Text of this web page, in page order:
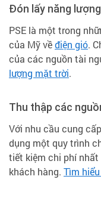
Đón lấy năng
PSE là một trong
của Mỹ vềđiện gió.
của các nguồn tài
lượng mặt trời.
Thu thập các
Với nhu cầu cung
dụng một quy trình
tiết kiệm chi phí nhất
khách hàng. Tìm